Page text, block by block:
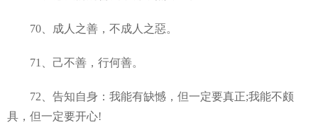
70、成人之善，不成人之惡。
71、己不善，行何善。
72、告知自身：我能有缺憾，但一定要真正;我能不颇
具，但一定要开心!